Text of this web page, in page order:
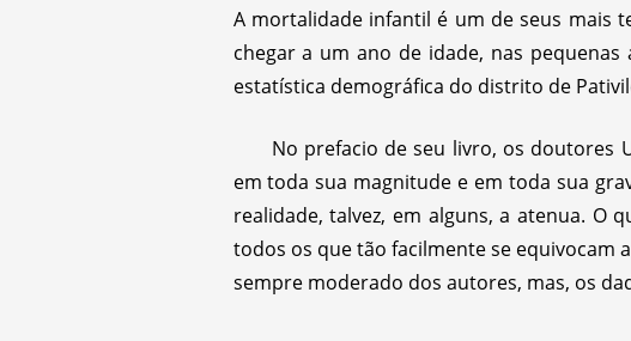
A mortalidade infantil é um de seus mais
chegar a um ano de idade, nas
estatística demográfica do distrito de
No prefacio de seu livro, os doutores
em toda sua magnitude e em toda sua
realidade, talvez, em alguns, a atenua. O
todos os que tão facilmente se equivocam
sempre moderado dos autores, mas, os